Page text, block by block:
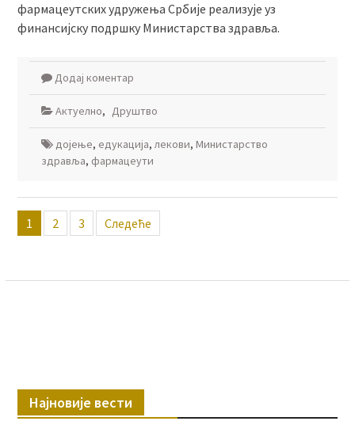
фармацеутских удружења Србије реализује уз
финансијску подршку Министарства здравља.
Додај коментар
Актуелно, Друштво
дојење, едукација, лекови, Министарство
здравља, фармацеути
Пагинација
чланака
1 2 3 Следеће
Најновије вести